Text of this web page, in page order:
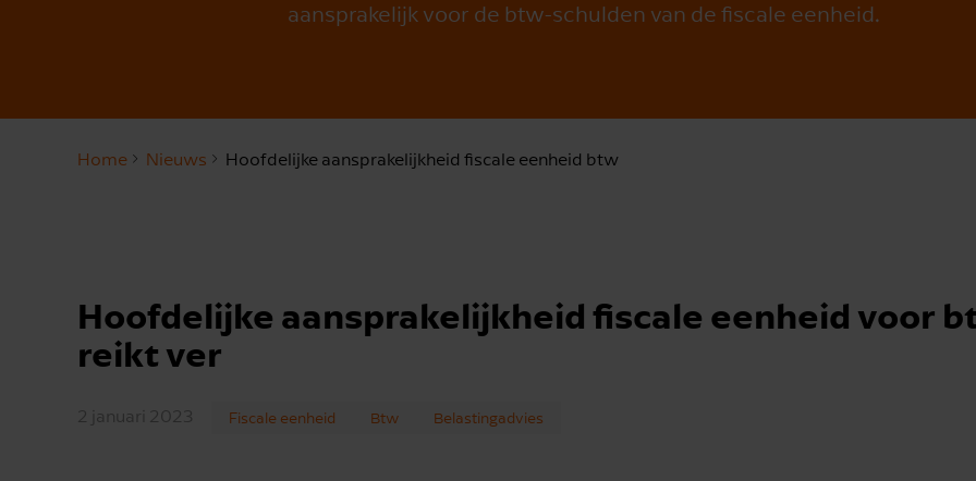
aansprakelijk voor de btw-schulden van de fiscale eenheid.
Home Nieuws Hoofdelijke aansprakelijkheid fiscale eenheid btw
Hoofdelijke aansprakelijkheid fiscale eenheid voor
reikt ver
2 januari 2023 Fiscale eenheid Btw Belastingadvies